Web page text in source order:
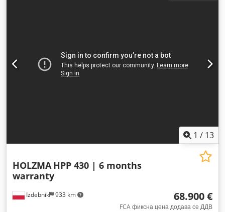
1 / 13
Izdebnik 933 km
HOLZMA HPP 430 | 6 months
warranty
68.900 €
FCA фиксна цена додава се ДДВ